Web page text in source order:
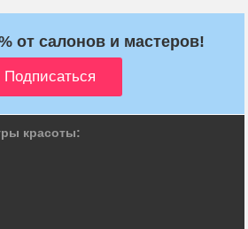
от салонов и мастеров!
красоты: